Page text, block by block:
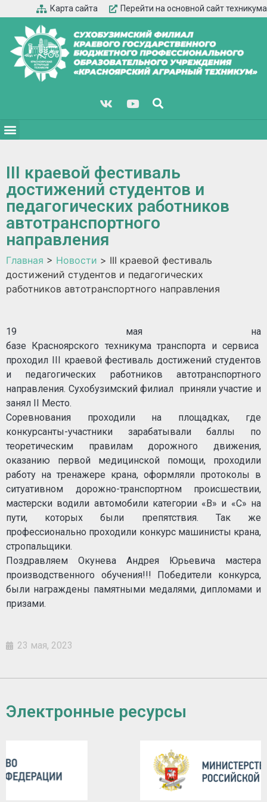
Карта сайта Перейти на основной сайт техникума
III краевой фестиваль
достижений студентов и
педагогических работников
автотранспортного
направления
Главная > Новости > III краевой фестиваль
достижений студентов и педагогических
работников автотранспортного направления
19 мая на
базе Красноярского техникума транспорта и сервиса
проходил III краевой фестиваль достижений студентов
и педагогических работников автотранспортного
направления. Сухобузимский филиал приняли участие и
занял II Место.
Соревнования проходили на площадках, где
конкурсанты-участники зарабатывали баллы по
теоретическим правилам дорожного движения,
оказанию первой медицинской помощи, проходили
работу на тренажере крана, оформляли протоколы в
ситуативном дорожно-транспортном происшествии,
мастерски водили автомобили категории «В» и «С» на
пути, которых были препятствия. Так же
профессионально проходили конкурс машинисты крана,
стропальщики.
Поздравляем Окунева Андрея Юрьевича мастера
производственного обучения!!! Победители конкурса,
были награждены памятными медалями, дипломами и
призами.
23 мая, 2023
Электронные ресурсы